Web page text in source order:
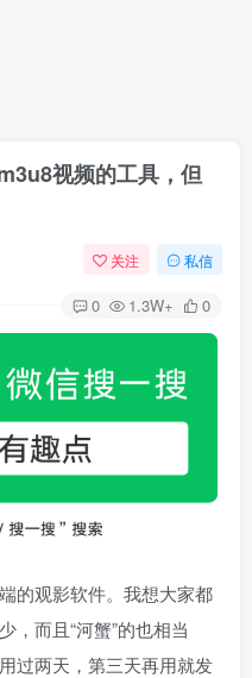
视频的工具，但
关注 私信
0 1.3W+ 0
的观影软件。我想大家都
，而且“河蟹”的也相当
过两天，第三天再用就发